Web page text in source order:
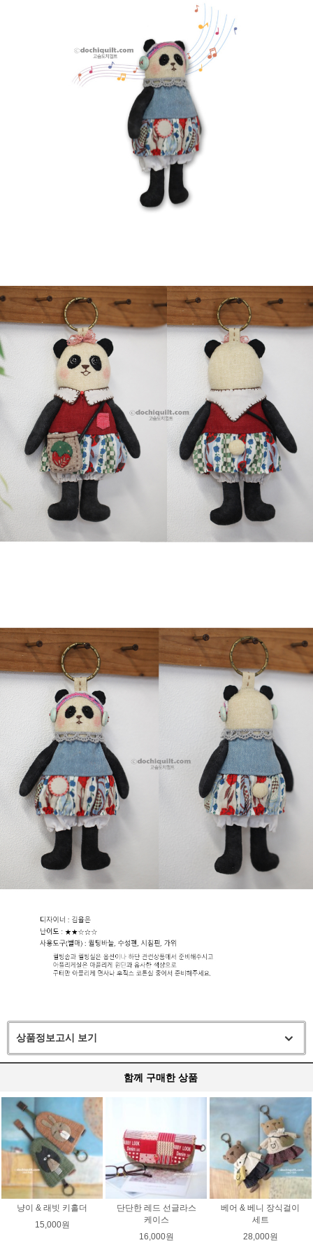
상품정보고시 보기
함께 구매한 상품
냥이 & 래빗 키홀더
15,000원
단단한 레드 선글라스
케이스
16,000원
베어 & 베니 장식걸이
세트
28,000원